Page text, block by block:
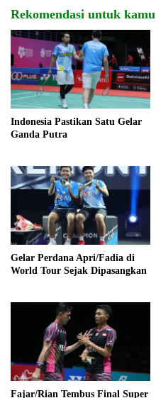
Rekomendasi untuk kamu
Indonesia Pastikan Satu Gelar
Ganda Putra
Gelar Perdana Apri/Fadia di
World Tour Sejak Dipasangkan
Fajar/Rian Tembus Final Super